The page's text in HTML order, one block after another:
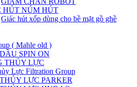
HÚT NÚM HÚT
Giác hút xốp dùng cho bề mặt gồ ghề
( Mahle old )
SPIN ON
THỦY LỰC
Lực Filtration Group
LỰC PARKER